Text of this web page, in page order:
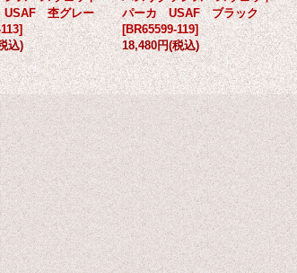
杢グレー
]
込)
パーカ USAF ブラック
[BR65599-119]
18,480円(税込)